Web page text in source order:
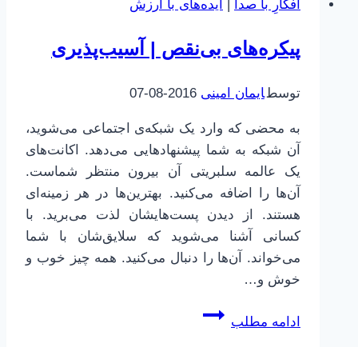
خود-
افکارِ با صدا ایده‌های با ارزش
پیکره‌های بی‌نقص | آسیب‌پذیری
توسطایمان امینی 2016-08-07
به محضی که وارد یک شبکه‌ی اجتماعی می‌شوید،
آن شبکه به شما پیشنهادهایی می‌دهد. اکانت‌های
یک عالمه سلبریتی آن بیرون منتظر شماست.
آن‌ها را اضافه می‌کنید. بهترین‌ها در هر زمینه‌ای
هستند. از دیدن پست‌هایشان لذت می‌برید. با
کسانی آشنا می‌شوید که سلایق‌شان با شما
می‌خواند. آن‌ها را دنبال می‌کنید. همه چیز خوب و
خوش و…
ادامه مطلب
پیکره‌های